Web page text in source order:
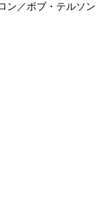
ン／ボブ・テルソン